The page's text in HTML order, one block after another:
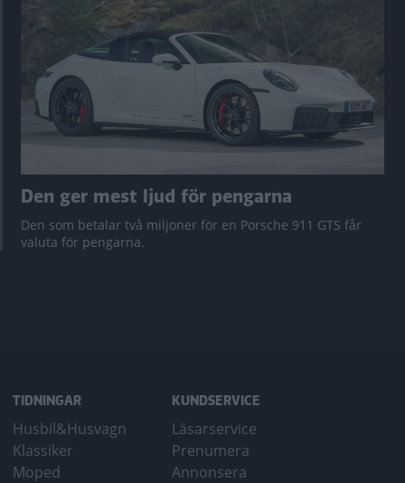
Den ger mest ljud för pengarna
Den som betalar två miljoner för en Porsche 911 GTS får
valuta för pengarna.
TIDNINGAR
Husbil&Husvagn
Klassiker
Moped
KUNDSERVICE
Läsarservice
Prenumera
Annonsera